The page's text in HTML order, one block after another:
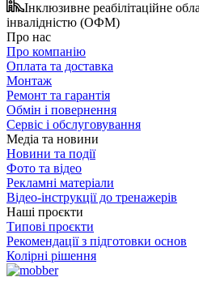
Інклюзивне реабілітаційне
інвалідністю (ОФМ)
Про нас
Про компанію
Оплата та доставка
Монтаж
Ремонт та гарантія
Обмін і повернення
Сервіс і обслуговування
Медіа та новини
Новини та події
Фото та відео
Рекламні матеріали
Відео-інструкції до тренажерів
Наші проєкти
Типові проєкти
Рекомендації з підготовки основ
Колірні рішення